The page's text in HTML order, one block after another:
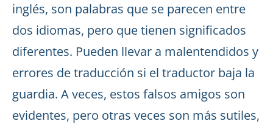
inglés, son palabras que se parecen entre
dos idiomas, pero que tienen significados
diferentes. Pueden llevar a malentendidos y
errores de traducción si el traductor baja la
guardia. A veces, estos falsos amigos son
evidentes, pero otras veces son más sutiles,